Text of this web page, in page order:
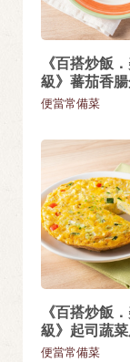
《百搭炒飯
級》蕃茄香
便當常備菜
《百搭炒飯
級》起司蔬
便當常備菜